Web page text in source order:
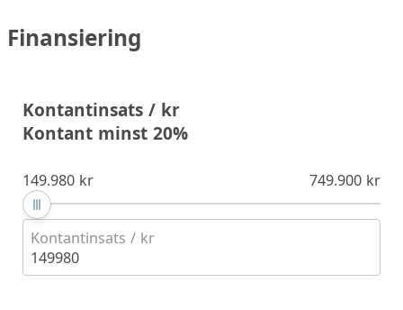
Finansiering
Kontantinsats / kr
Kontant minst 20%
149.980 kr 749.900 kr
Kontantinsats / kr
149980